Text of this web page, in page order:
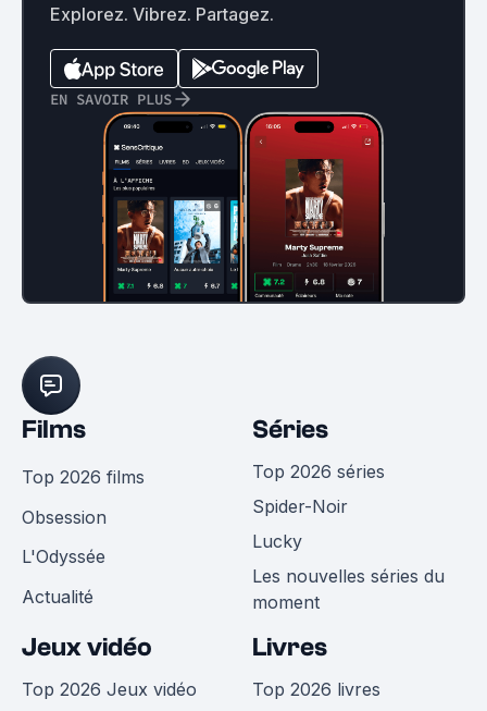
Explorez. Vibrez. Partagez.
EN SAVOIR PLUS
Films
Top 2026 films
Obsession
L'Odyssée
Actualité
Séries
Top 2026 séries
Spider-Noir
Lucky
Les nouvelles séries du
moment
Jeux vidéo
Top 2026 Jeux vidéo
Livres
Top 2026 livres